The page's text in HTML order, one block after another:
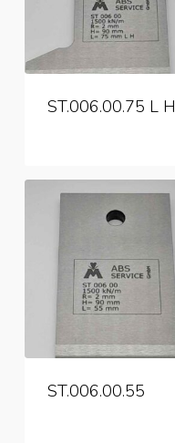
ST.006.00.75 L H
ST.006.00.55